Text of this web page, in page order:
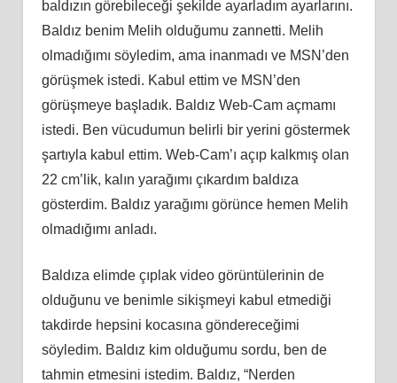
baldızın görebileceği şekilde ayarladım ayarlarını.
Baldız benim Melih olduğumu zannetti. Melih
olmadığımı söyledim, ama inanmadı ve MSN’den
görüşmek istedi. Kabul ettim ve MSN’den
görüşmeye başladık. Baldız Web-Cam açmamı
istedi. Ben vücudumun belirli bir yerini göstermek
şartıyla kabul ettim. Web-Cam’ı açıp kalkmış olan
22 cm’lik, kalın yarağımı çıkardım baldıza
gösterdim. Baldız yarağımı görünce hemen Melih
olmadığımı anladı.
Baldıza elimde çıplak video görüntülerinin de
olduğunu ve benimle sikişmeyi kabul etmediği
takdirde hepsini kocasına göndereceğimi
söyledim. Baldız kim olduğumu sordu, ben de
tahmin etmesini istedim. Baldız, “Nerden